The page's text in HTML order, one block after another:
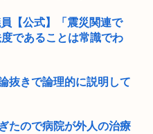
【公式】「震災関連で
であることは常識でわ
抜きで論理的に説明して
たので病院が外人の治療